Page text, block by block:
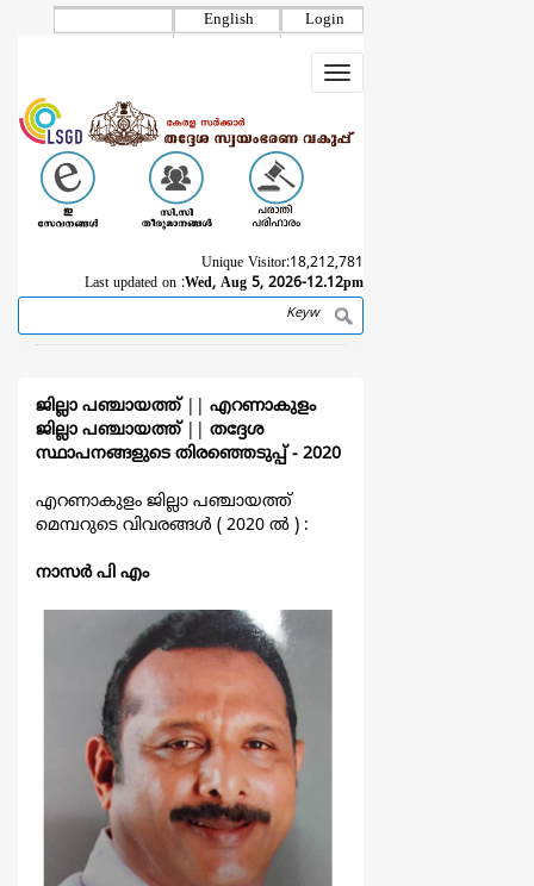
Login
English
Toggle
navigation
Unique Visitor:18,212,781
Last updated on :Wed, Aug 5, 2026-12.12pm
Search
ജില്ലാ പഞ്ചായത്ത്|| എറണാകുളം
ജില്ലാ പഞ്ചായത്ത്
തദ്ദേശ
സ്ഥാപനങ്ങളുടെ തിരഞ്ഞെടുപ്പ്‌ - 2020
എറണാകുളം ജില്ലാ പഞ്ചായത്ത്
മെമ്പറുടെ വിവരങ്ങള്‍ ( 2020 ല്‍ ) :
നാസര്‍ പി എം